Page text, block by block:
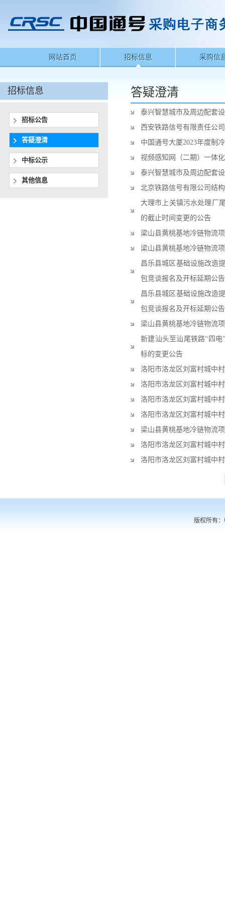
网站首页 招标信息 采购信
招标信息
招标公告
答疑澄清
中标公示
其他信息
答疑澄清
泰兴智慧城市及周边配套
西安铁路信号有限责任公
中国通号大厦2023年度制
视频感知网（二期）一体
泰兴智慧城市及周边配套
北京铁路信号有限公司结
大理市上关镇污水处理厂
的截止时间变更的公告
梁山县黄桃基地冷链物流
梁山县黄桃基地冷链物流
昌乐县城区基础设施改造
包竞谈报名及开标延期公告
昌乐县城区基础设施改造
包竞谈报名及开标延期公告
梁山县黄桃基地冷链物流
新建汕头至汕尾铁路“四
标的变更公告
洛阳市洛龙区刘富村城中
洛阳市洛龙区刘富村城中
洛阳市洛龙区刘富村城中
洛阳市洛龙区刘富村城中
梁山县黄桃基地冷链物流
洛阳市洛龙区刘富村城中
洛阳市洛龙区刘富村城中
版权所有